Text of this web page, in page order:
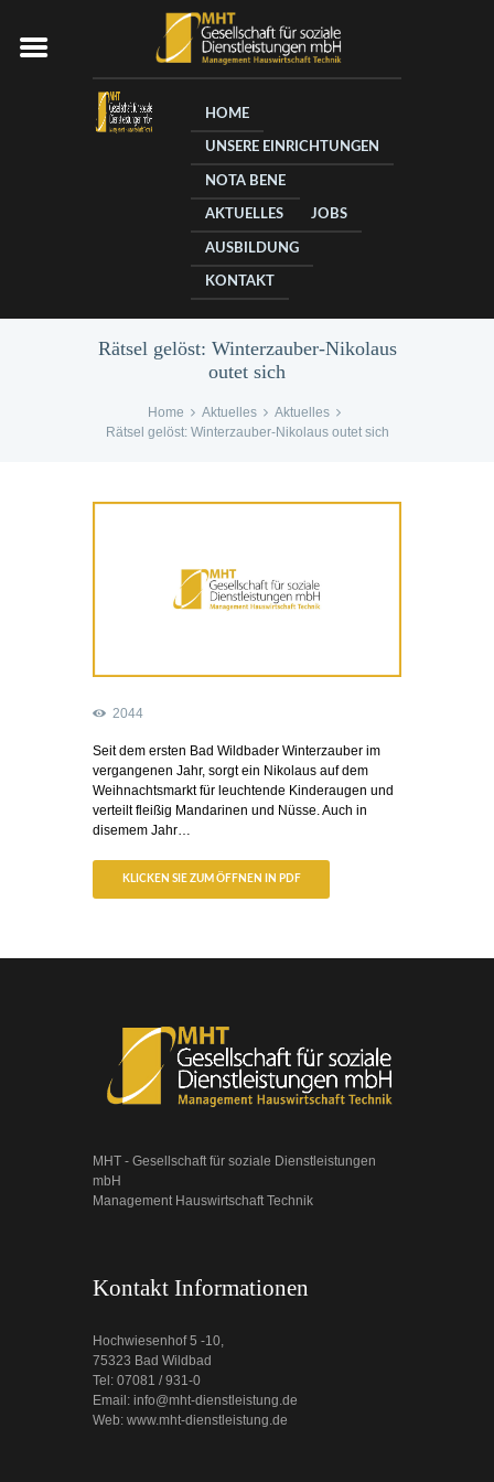
HOME
UNSERE EINRICHTUNGEN
NOTA BENE
AKTUELLES JOBS
AUSBILDUNG
KONTAKT
Rätsel gelöst: Winterzauber-Nikolaus
outet sich
Home Aktuelles
Aktuelles
Rätsel gelöst: Winterzauber-Nikolaus outet sich
2044
Seit dem ersten Bad Wildbader Winterzauber im
vergangenen Jahr, sorgt ein Nikolaus auf dem
Weihnachtsmarkt für leuchtende Kinderaugen und
verteilt fleißig Mandarinen und Nüsse. Auch in
disemem Jahr…
KLICKEN SIE ZUM ÖFFNEN IN PDF
MHT - Gesellschaft für soziale Dienstleistungen
mbH
Management Hauswirtschaft Technik
Kontakt Informationen
Hochwiesenhof 5 -10,
75323 Bad Wildbad
Tel: 07081 / 931-0
Email: info@mht-dienstleistung.de
Web: www.mht-dienstleistung.de